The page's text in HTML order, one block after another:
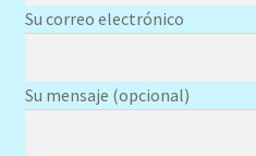
Su correo electrónico
Su mensaje (opcional)